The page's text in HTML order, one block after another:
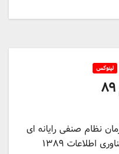
لینوکس
نظام صنفی رایانه ای
استان گیلان در نمایشگاه رایانه وفناوری اطلاعات ۱۳۸۹